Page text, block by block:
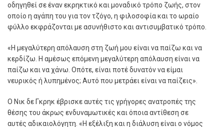
οδηγηθεί σε έναν εκρηκτικό και μοναδικό τρόπο ζωής, στον
οποίο η αγάπη του για τον τζόγο, η φιλοσοφία και το ωραίο
φύλλο εκφράζονται με ασυνήθιστο και αντισυμβατικό τρόπο.
«Η µεγαλύτερη απόλαυση στη ζωή µου είναι να παίζω και να
κερδίζω. Η αµέσως επόµενη µεγαλύτερη απόλαυση είναι να
παίζω και να χάνω. Οπότε, είναι ποτέ δυνατόν να είµαι
νευρικός ή λυπηµένος; Αυτό που µετράει είναι να παίζεις».
Ο Νικ δε Γκρηκ έβρισκε αυτές τις γρήγορες ανατροπές της
θέσης του άκρως ενδυναµωτικές και όποια αντίθεση σε
αυτές αδικαιολόγητη. «Η εξέλιξη και η διάλυση είναι ο νόµος